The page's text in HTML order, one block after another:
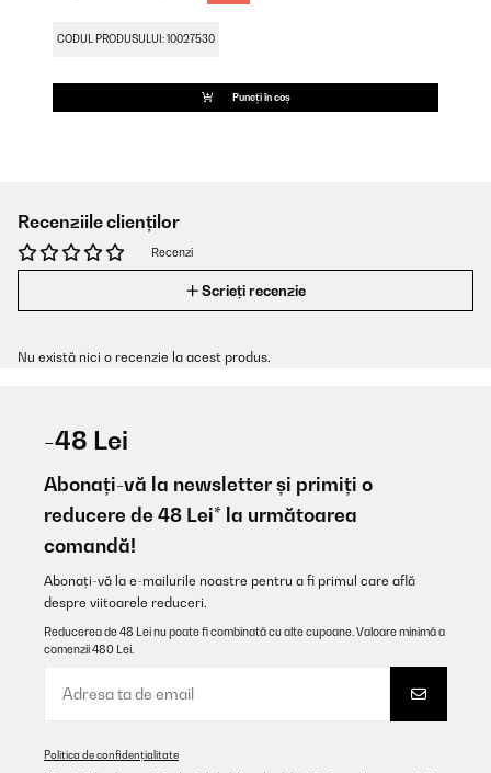
CODUL PRODUSULUI: 10027530
Puneți în coș
Recenziile clienților
Recenzi
Scrieți recenzie
Nu există nici o recenzie la acest produs.
-48 Lei
Abonați-vă la newsletter și primiți o
reducere de 48 Lei* la următoarea
comandă!
Abonați-vă la e-mailurile noastre pentru a fi primul care află
despre viitoarele reduceri.
Reducerea de 48 Lei nu poate fi combinată cu alte cupoane. Valoare minimă a
comenzii 480 Lei.
Politica de confidențialitate